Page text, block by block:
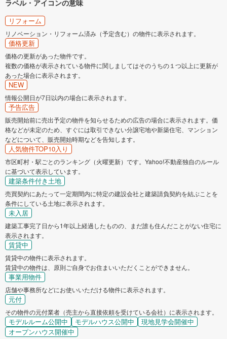
ラベル・アイコンの意味
リフォーム
リノベーション・リフォーム済み（予定含む）の物件に表示されます。
価格更新
価格の更新があった物件です。
複数の価格が表示されている物件に関しましてはそのうちの１つ以上に更新が
あった場合に表示されます。
NEW
情報公開日が7日以内の場合に表示されます。
予告広告
販売開始前に売出予定の物件を知らせるための広告の場合に表示されます。価
格などが未定のため、すぐには取引できない分譲宅地や新築住宅、マンション
などについて、販売開始時期などを告知します。
人気物件TOP10入り
市区町村・駅ごとのランキング（火曜更新）です。Yahoo!不動産独自のルール
に基づいて表示しています。
建築条件付き土地
売買契約にあたって一定期間内に特定の建設会社と建築請負契約を結ぶことを
条件にしている土地に表示されます。
未入居
建築工事完了日から1年以上経過したものの、まだ誰も住んだことがない住宅に
表示されます。
賃貸中
賃貸中の物件に表示されます。
賃貸中の物件は、原則ご自身でお住まいいただくことができません。
事業用物件
店舗や事務所などにお使いいただける物件に表示されます。
元付
その物件の元付業者（売主から直接依頼を受けている会社）に表示されます。
モデルルーム公開中 モデルハウス公開中
現地見学会開催中
オープンハウス開催中